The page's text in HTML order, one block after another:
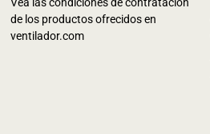
Vea las condiciones de contratación
de los productos ofrecidos en
ventilador.com